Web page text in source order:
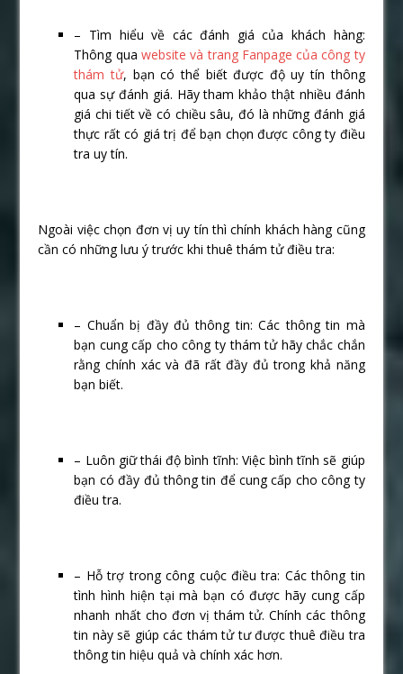
– Tìm hiểu về các đánh giá của khách hàng:
Thông qua website và trang Fanpage của công ty
thám tử, bạn có thể biết được độ uy tín thông
qua sự đánh giá. Hãy tham khảo thật nhiều đánh
giá chi tiết về có chiều sâu, đó là những đánh giá
thực rất có giá trị để bạn chọn được công ty điều
tra uy tín.
Ngoài việc chọn đơn vị uy tín thì chính khách hàng cũng
cần có những lưu ý trước khi thuê thám tử điều tra:
– Chuẩn bị đầy đủ thông tin: Các thông tin mà
bạn cung cấp cho công ty thám tử hãy chắc chắn
rằng chính xác và đã rất đầy đủ trong khả năng
bạn biết.
– Luôn giữ thái độ bình tĩnh: Việc bình tĩnh sẽ giúp
bạn có đầy đủ thông tin để cung cấp cho công ty
điều tra.
– Hỗ trợ trong công cuộc điều tra: Các thông tin
tình hình hiện tại mà bạn có được hãy cung cấp
nhanh nhất cho đơn vị thám tử. Chính các thông
tin này sẽ giúp các thám tử tư được thuê điều tra
thông tin hiệu quả và chính xác hơn.